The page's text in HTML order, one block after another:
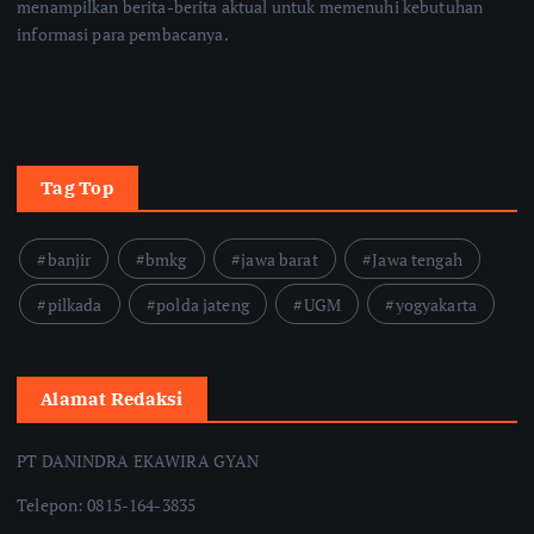
menampilkan berita-berita aktual untuk memenuhi kebutuhan
informasi para pembacanya.
Tag Top
banjir bmkg jawa barat
Jawa tengah
pilkada
polda jateng UGM yogyakarta
Alamat Redaksi
PT DANINDRA EKAWIRA GYAN
Telepon: 0815-164-3835